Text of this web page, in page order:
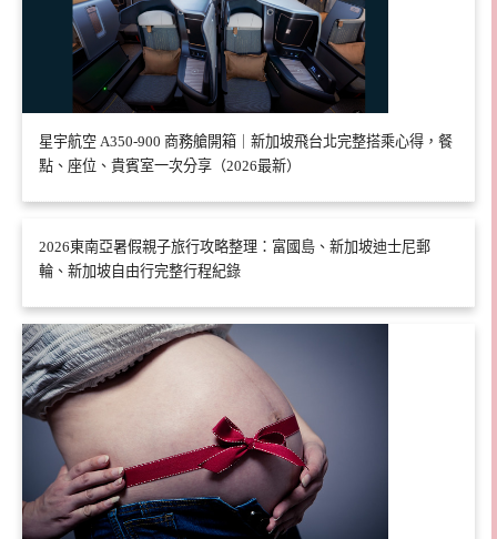
星宇航空 A350-900 商務艙開箱｜新加坡飛台北完整搭乘心得，餐
點、座位、貴賓室一次分享（2026最新）
2026東南亞暑假親子旅行攻略整理：富國島、新加坡迪士尼郵
輪、新加坡自由行完整行程紀錄